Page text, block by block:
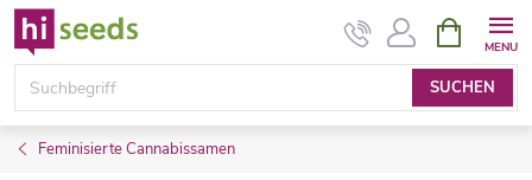
Zum
Inhalt
springen
SUCHEN
Feminisierte Cannabissamen